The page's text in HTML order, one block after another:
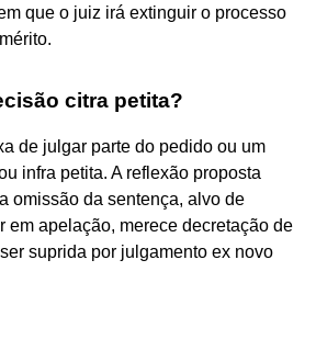
que o juiz irá extinguir o processo
citra petita?
de julgar parte do pedido ou um
infra petita. A reflexão proposta
omissão da sentença, alvo de
em apelação, merece decretação de
suprida por julgamento ex novo